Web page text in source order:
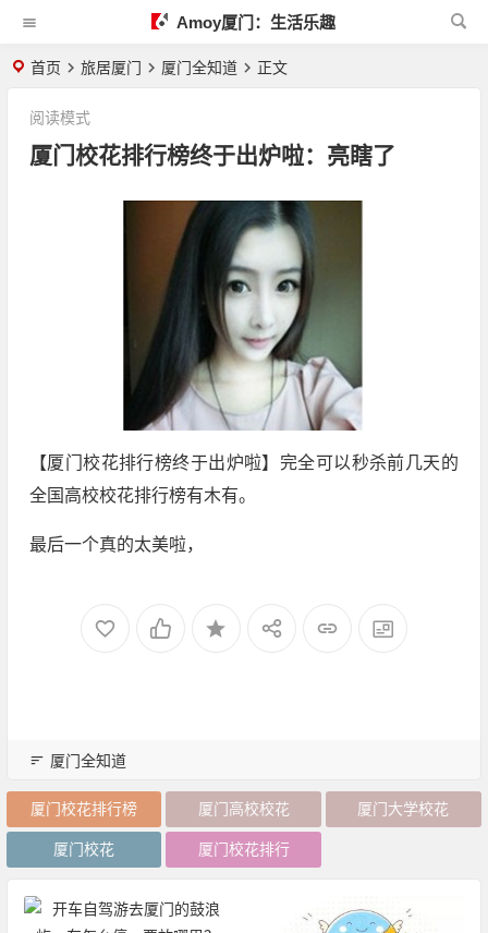
Amoy厦门：生活乐趣
首页 旅居厦门 厦门全知道 正文
厦门校花排行榜终于出炉啦：亮瞎了
阅读模式
【厦门校花排行榜终于出炉啦】完全可以秒杀前几天的
全国高校校花排行榜有木有。
最后一个真的太美啦，
厦门全知道
厦门校花排行榜 厦门高校校花 厦门大学校花
厦门校花 厦门校花排行